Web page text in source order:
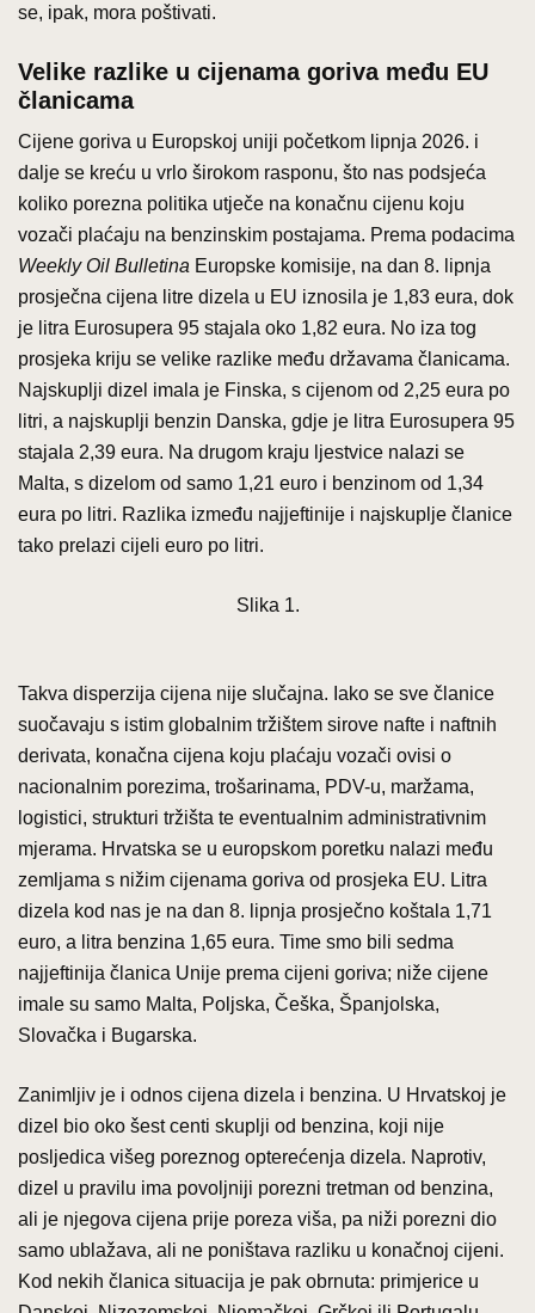
se, ipak, mora poštivati.
Velike razlike u cijenama goriva među EU
članicama
Cijene goriva u Europskoj uniji početkom lipnja 2026. i
dalje se kreću u vrlo širokom rasponu, što nas podsjeća
koliko porezna politika utječe na konačnu cijenu koju
vozači plaćaju na benzinskim postajama. Prema podacima
Weekly Oil Bulletina Europske komisije, na dan 8. lipnja
prosječna cijena litre dizela u EU iznosila je 1,83 eura, dok
je litra Eurosupera 95 stajala oko 1,82 eura. No iza tog
prosjeka kriju se velike razlike među državama članicama.
Najskuplji dizel imala je Finska, s cijenom od 2,25 eura po
litri, a najskuplji benzin Danska, gdje je litra Eurosupera 95
stajala 2,39 eura. Na drugom kraju ljestvice nalazi se
Malta, s dizelom od samo 1,21 euro i benzinom od 1,34
eura po litri. Razlika između najjeftinije i najskuplje članice
tako prelazi cijeli euro po litri.
Slika 1.
Takva disperzija cijena nije slučajna. Iako se sve članice
suočavaju s istim globalnim tržištem sirove nafte i naftnih
derivata, konačna cijena koju plaćaju vozači ovisi o
nacionalnim porezima, trošarinama, PDV-u, maržama,
logistici, strukturi tržišta te eventualnim administrativnim
mjerama. Hrvatska se u europskom poretku nalazi među
zemljama s nižim cijenama goriva od prosjeka EU. Litra
dizela kod nas je na dan 8. lipnja prosječno koštala 1,71
euro, a litra benzina 1,65 eura. Time smo bili sedma
najjeftinija članica Unije prema cijeni goriva; niže cijene
imale su samo Malta, Poljska, Češka, Španjolska,
Slovačka i Bugarska.
Zanimljiv je i odnos cijena dizela i benzina. U Hrvatskoj je
dizel bio oko šest centi skuplji od benzina, koji nije
posljedica višeg poreznog opterećenja dizela. Naprotiv,
dizel u pravilu ima povoljniji porezni tretman od benzina,
ali je njegova cijena prije poreza viša, pa niži porezni dio
samo ublažava, ali ne poništava razliku u konačnoj cijeni.
Kod nekih članica situacija je pak obrnuta: primjerice u